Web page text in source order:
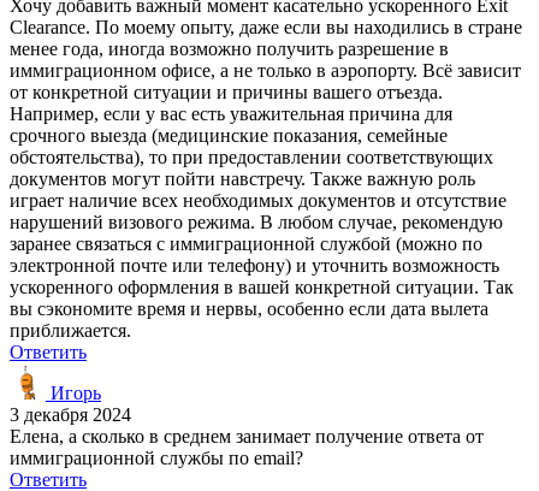
Хочу добавить важный момент касательно ускоренного Exit
Clearance. По моему опыту, даже если вы находились в стране
менее года, иногда возможно получить разрешение в
иммиграционном офисе, а не только в аэропорту. Всё зависит
от конкретной ситуации и причины вашего отъезда.
Например, если у вас есть уважительная причина для
срочного выезда (медицинские показания, семейные
обстоятельства), то при предоставлении соответствующих
документов могут пойти навстречу. Также важную роль
играет наличие всех необходимых документов и отсутствие
нарушений визового режима. В любом случае, рекомендую
заранее связаться с иммиграционной службой (можно по
электронной почте или телефону) и уточнить возможность
ускоренного оформления в вашей конкретной ситуации. Так
вы сэкономите время и нервы, особенно если дата вылета
приближается.
Ответить
Игорь
3 декабря 2024
Елена, а сколько в среднем занимает получение ответа от
иммиграционной службы по email?
Ответить